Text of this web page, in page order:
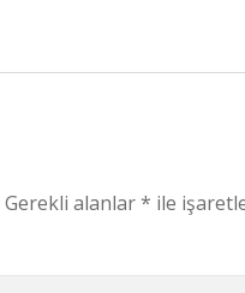
Gerekli alanlar* ile